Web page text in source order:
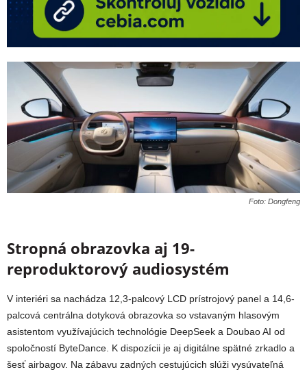
Foto: Dongfeng
Stropná obrazovka aj 19-
reproduktorový audiosystém
V interiéri sa nachádza 12,3-palcový LCD prístrojový panel a 14,6-
palcová centrálna dotyková obrazovka so vstavaným hlasovým
asistentom využívajúcich technológie DeepSeek a Doubao AI od
spoločností ByteDance. K dispozícii je aj digitálne spätné zrkadlo a
šesť airbagov. Na zábavu zadných cestujúcich slúži vysúvateľná